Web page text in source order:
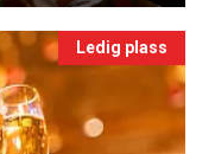
Ledig plass